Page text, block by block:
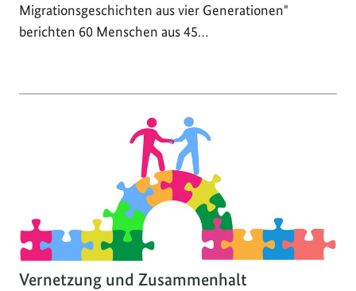
Migrationsgeschichten aus vier Generationen"
berichten 60 Menschen aus 45…
Vernetzung und Zusammenhalt